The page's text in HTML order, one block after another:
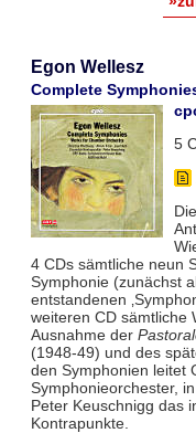
Egon Wellesz
Complete
5
4 CDs sämtliche neun
Symphonie (zunächst
entstandenen
weiteren CD sämtliche
Ausnahme der
(1948-49) und des
den Symphonien leitet
Symphonieorchester,
Peter Keuschnigg das
Kontrapunkte.